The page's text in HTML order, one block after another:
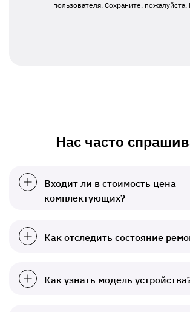
пользователя. Сохраните,
Нас часто
Входит ли в стоимость цена
комплектующих?
Как отследить состояние
Как узнать модель